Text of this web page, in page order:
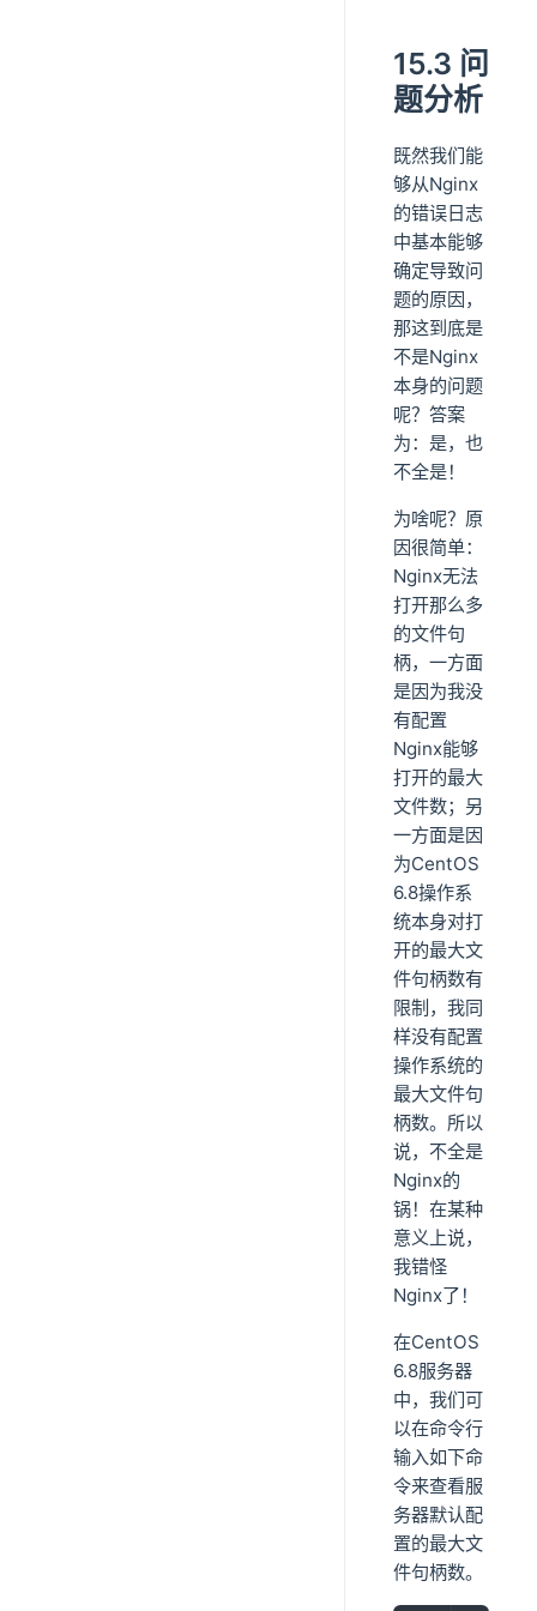
15.3 问
题分析
既然我们能
够从Nginx
的错误日志
中基本能够
确定导致问
题的原因，
那这到底是
不是Nginx
本身的问题
呢？答案
为：是，也
不全是！
为啥呢？原
因很简单：
Nginx无法
打开那么多
的文件句
柄，一方面
是因为我没
有配置
Nginx能够
打开的最大
文件数；另
一方面是因
为CentOS
6.8操作系
统本身对打
开的最大文
件句柄数有
限制，我同
样没有配置
操作系统的
最大文件句
柄数。所以
说，不全是
Nginx的
锅！在某种
意义上说，
我错怪
Nginx了！
在CentOS
6.8服务器
中，我们可
以在命令行
输入如下命
令来查看服
务器默认配
置的最大文
件句柄数。